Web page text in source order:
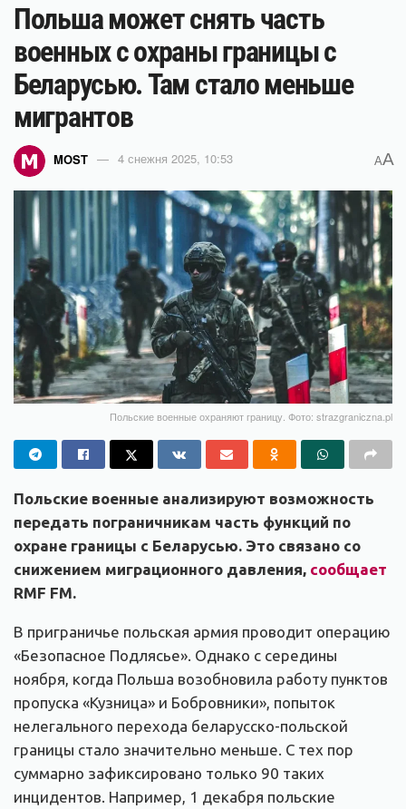
Польша может снять часть
военных с охраны границы с
Беларусью. Там стало меньше
мигрантов
MOST 4 снежня 2025, 10:53 AA
Польские военные охраняют границу. Фото: strazgraniczna.pl
Польские военные анализируют возможность
передать пограничникам часть функций по
охране границы с Беларусью. Это связано со
снижением миграционного давления, сообщает
RMF FM.
В приграничье польская армия проводит операцию
«Безопасное Подлясье». Однако с середины
ноября, когда Польша возобновила работу пунктов
пропуска «Кузница» и Бобровники», попыток
нелегального перехода беларусско-польской
границы стало значительно меньше. С тех пор
суммарно зафиксировано только 90 таких
инцидентов. Например, 1 декабря польские